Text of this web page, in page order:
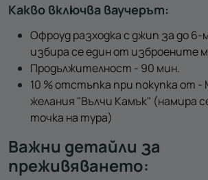
Какво включва ваучерът:
Офроуд разходка с джип за до
избира се един от изброените
Продължителност - 90 мин.
10 % отстъпка при покупка от -
желания "Вълчи Камък" (намира
точка на тура)
Важни детайли за
преживяването: